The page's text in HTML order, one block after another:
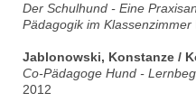
Der Schulhund - Eine
Pädagogik im Klassenzimmer
Jablonowski, Konstanze /
Co-Pädagoge Hund -
2012